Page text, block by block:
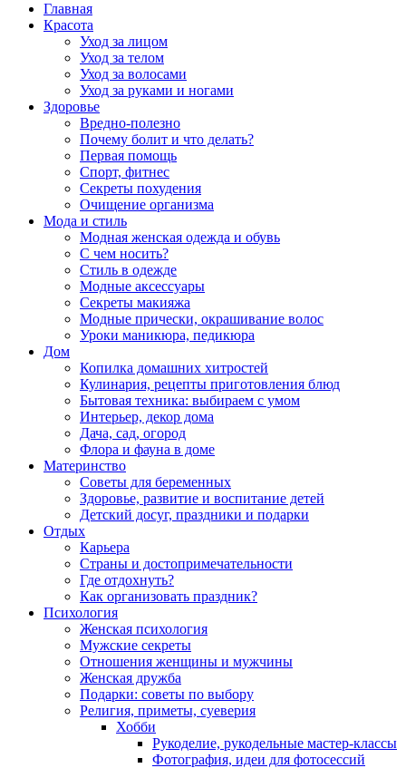
Главная
Красота
Уход за лицом
Уход за телом
Уход за волосами
Уход за руками и ногами
Здоровье
Вредно-полезно
Почему болит и что делать?
Первая помощь
Спорт, фитнес
Секреты похудения
Очищение организма
Мода и стиль
Модная женская одежда и обувь
С чем носить?
Стиль в одежде
Модные аксессуары
Секреты макияжа
Модные прически, окрашивание волос
Уроки маникюра, педикюра
Дом
Копилка домашних хитростей
Кулинария, рецепты приготовления блюд
Бытовая техника: выбираем с умом
Интерьер, декор дома
Дача, сад, огород
Флора и фауна в доме
Материнство
Советы для беременных
Здоровье, развитие и воспитание детей
Детский досуг, праздники и подарки
Отдых
Карьера
Страны и достопримечательности
Где отдохнуть?
Как организовать праздник?
Психология
Женская психология
Мужские секреты
Отношения женщины и мужчины
Женская дружба
Подарки: советы по выбору
Религия, приметы, суеверия
Хобби
Рукоделие, рукодельные мастер-классы
Фотография, идеи для фотосессий